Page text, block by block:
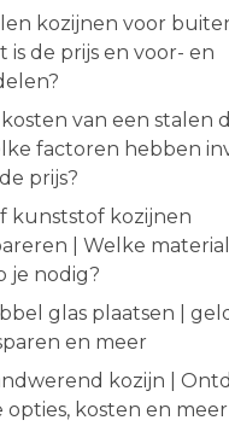
kozijnen voor buiten
is de prijs en voor- en
kosten van een stalen
factoren hebben
prijs?
kunststof kozijnen
| Welke
je nodig?
glas plaatsen |
en meer
kozijn |
opties, kosten en meer